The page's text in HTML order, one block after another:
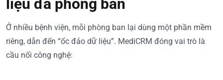
liệu đa phòng ban
Ở nhiều bệnh viện, mỗi phòng ban lại dùng một phần mềm
riêng, dẫn đến “ốc đảo dữ liệu”. MediCRM đóng vai trò là
cầu nối công nghệ: